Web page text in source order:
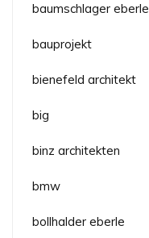
baumschlager eberle
bauprojekt
bienefeld architekt
big
binz architekten
bmw
bollhalder eberle